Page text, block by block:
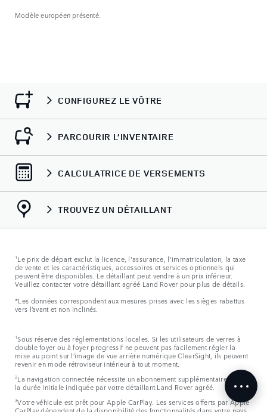
Modèle européen présenté.
CONFIGUREZ LE VÔTRE
PARCOURIR L’INVENTAIRE
CALCULATRICE DE VERSEMENTS
TROUVEZ UN DÉTAILLANT
1 Le prix de départ exclut la licence, l'assurance, l'immatriculation, la taxe
de vente et les caractéristiques, accessoires et services optionnels qui
peuvent être disponibles. Le détaillant peut vendre à un prix inférieur.
Veuillez contacter votre détaillant agréé Land Rover pour plus de détails.
*Les données correspondent aux mesures prises avec les sièges rabattus
vers l’avant et non inclinés.
1Sous réserve des réglementations locales. Si les utilisateurs de verres à
double foyer ou à foyer progressif ne peuvent pas facilement régler la
mise au point sur l’image de vue arrière numérique ClearSight, ils peuvent
revenir en mode rétroviseur intérieur à tout moment.
2La navigation connectée nécessite un abonnement supplémentaire après
la durée initiale indiquée par votre détaillant Land Rover agréé.
3Votre véhicule est prêt pour Apple CarPlay. Les services offerts par Apple